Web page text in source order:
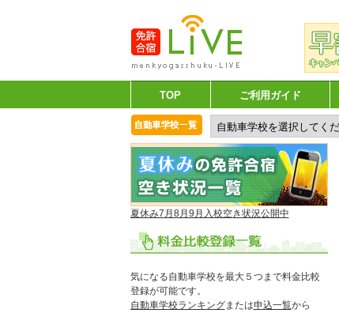
TOP ご利用ガイド
夏休み7月8月9月入校空き状況公開中
気になる自動車学校を最大５つまで料金比較
登録が可能です。
自動車学校ランキングまたは申込一覧から